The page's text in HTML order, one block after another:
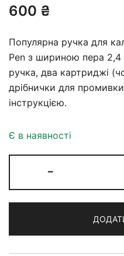
600 ₴
Популярна ручка для
Pen з шириною пера
ручка, два картриджі
дрібнички для
інструкцією.
Є в наявності
-